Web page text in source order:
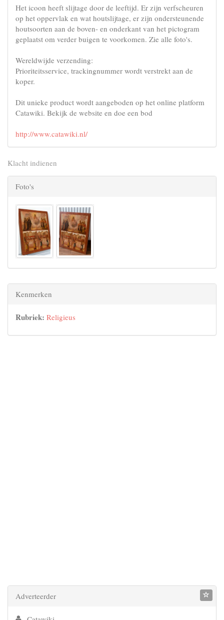
Het icoon heeft slijtage door de leeftijd. Er zijn verfscheuren
op het oppervlak en wat houtslijtage, er zijn ondersteunende
houtsoorten aan de boven- en onderkant van het pictogram
geplaatst om verder buigen te voorkomen. Zie alle foto's.
Wereldwijde verzending:
Prioriteitsservice, trackingnummer wordt verstrekt aan de
koper.
Dit unieke product wordt aangeboden op het online platform
Catawiki. Bekijk de website en doe een bod
http://www.catawiki.nl/
Klacht indienen
Foto's
Kenmerken
Rubriek: Religieus
Adverteerder